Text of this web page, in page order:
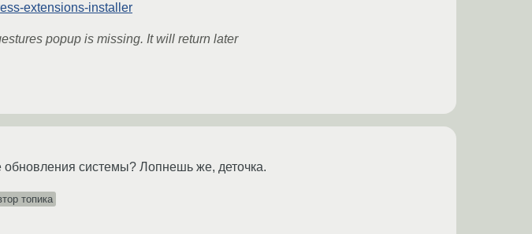
extensions-installer
popup is missing. It will return later
системы? Лопнешь же, деточка.
топика